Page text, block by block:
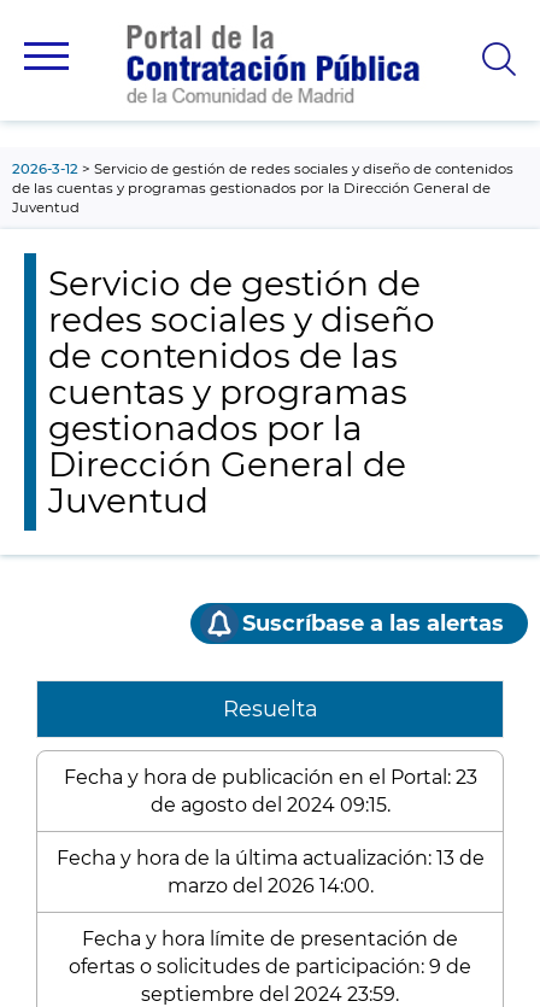
principal
2026-3-12
Servicio de gestión de redes sociales y diseño de contenidos
de las cuentas y programas gestionados por la Dirección General de
Juventud
Servicio de gestión de
redes sociales y diseño
de contenidos de las
cuentas y programas
gestionados por la
Dirección General de
Juventud
Suscríbase a las alertas
Resuelta
Fecha y hora de publicación en el Portal: 23
de agosto del 2024 09:15.
Fecha y hora de la última actualización: 13 de
marzo del 2026 14:00.
Fecha y hora límite de presentación de
ofertas o solicitudes de participación: 9 de
septiembre del 2024 23:59.